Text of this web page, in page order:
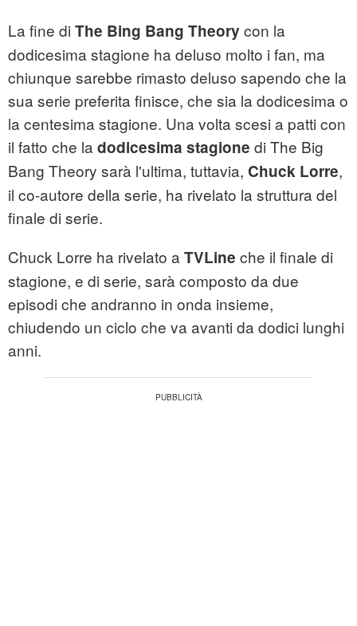
La fine di The Bing Bang Theory con la
dodicesima stagione ha deluso molto i fan, ma
chiunque sarebbe rimasto deluso sapendo che la
sua serie preferita finisce, che sia la dodicesima o
la centesima stagione. Una volta scesi a patti con
il fatto che la dodicesima stagione di The Big
Bang Theory sarà l'ultima, tuttavia, Chuck Lorre,
il co-autore della serie, ha rivelato la struttura del
finale di serie.
Chuck Lorre ha rivelato a TVLine che il finale di
stagione, e di serie, sarà composto da due
episodi che andranno in onda insieme,
chiudendo un ciclo che va avanti da dodici lunghi
anni.